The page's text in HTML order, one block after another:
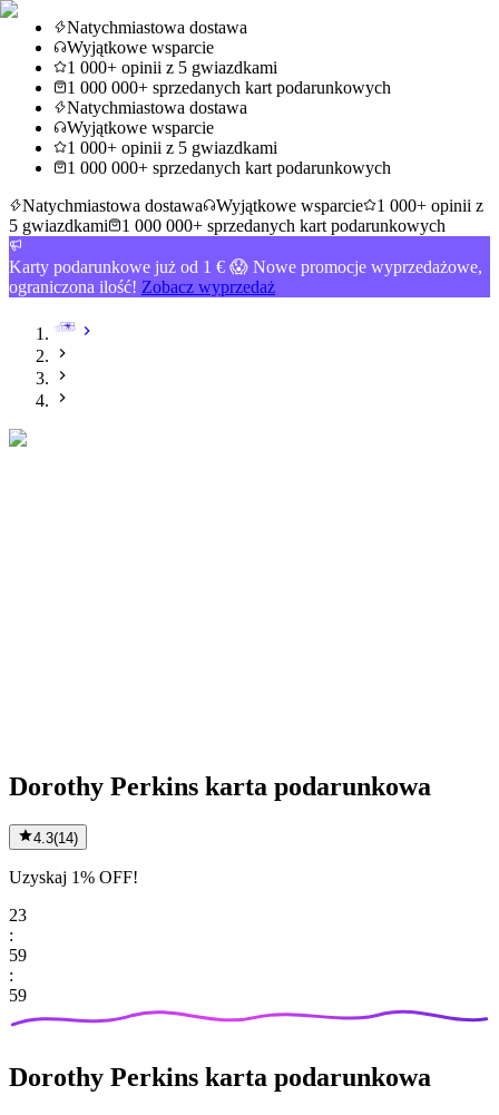
Natychmiastowa dostawa
Wyjątkowe wsparcie
1 000+ opinii z 5 gwiazdkami
1 000 000+ sprzedanych kart podarunkowych
Natychmiastowa dostawa
Wyjątkowe wsparcie
1 000+ opinii z 5 gwiazdkami
1 000 000+ sprzedanych kart podarunkowych
Natychmiastowa dostawa
Wyjątkowe wsparcie
1 000+ opinii z
5 gwiazdkami
1 000 000+ sprzedanych kart podarunkowych
Karty podarunkowe już od 1 € 😱 Nowe promocje wyprzedażowe,
ograniczona ilość! Zobacz wyprzedaż
Dorothy Perkins karta podarunkowa
4.3(14)
Uzyskaj 1% OFF!
23
:
59
:
59
Dorothy Perkins karta podarunkowa